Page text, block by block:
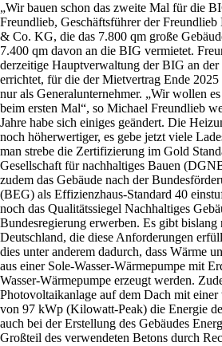
„Wir bauen schon das zweite Mal für die
Freundlieb, Geschäftsführer der
& Co. KG, die das 7.800 qm große
7.400 qm davon an die BIG vermietet.
derzeitige Hauptverwaltung der BIG an der
errichtet, für die der Mietvertrag Ende
nur als Generalunternehmer. „Wir wollen
beim ersten Mal“, so Michael Freundlieb
Jahre habe sich einiges geändert. Die
noch höherwertiger, es gebe jetzt viele
man strebe die Zertifizierung im Gold
Gesellschaft für nachhaltiges Bauen
zudem das Gebäude nach der
(BEG) als Effizienzhaus-Standard 40
noch das Qualitätssiegel Nachhaltiges
Bundesregierung erwerben. Es gibt
Deutschland, die diese Anforderungen
dies unter anderem dadurch, dass Wärme
aus einer Sole-Wasser-Wärmepumpe mit
Wasser-Wärmepumpe erzeugt werden.
Photovoltaikanlage auf dem Dach mit
von 97 kWp (Kilowatt-Peak) die Energie
auch bei der Erstellung des Gebäudes
Großteil des verwendeten Betons durch